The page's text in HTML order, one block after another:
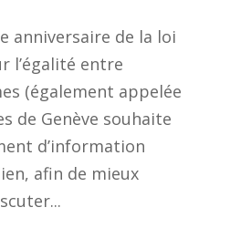
anniversaire de la loi
l’égalité entre
(également appelée
de Genève souhaite
d’information
afin de mieux